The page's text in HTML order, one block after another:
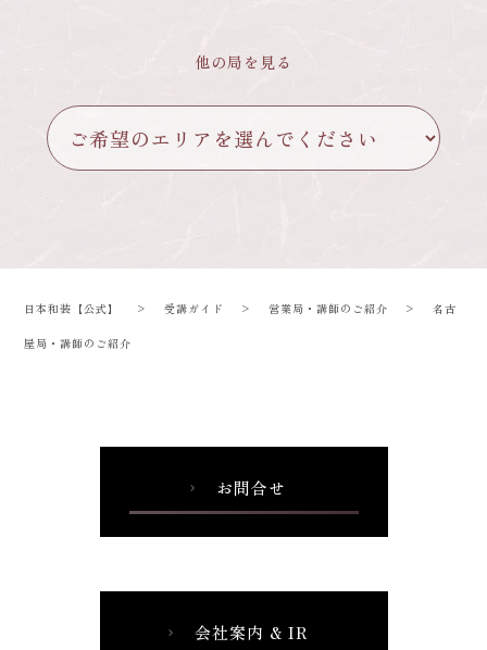
他の局を見る
日本和装【公式】 >受講ガイド >営業局・講師のご紹介 >名古
屋局・講師のご紹介
chevron_right お問合せ
chevron_right 会社案内 & IR